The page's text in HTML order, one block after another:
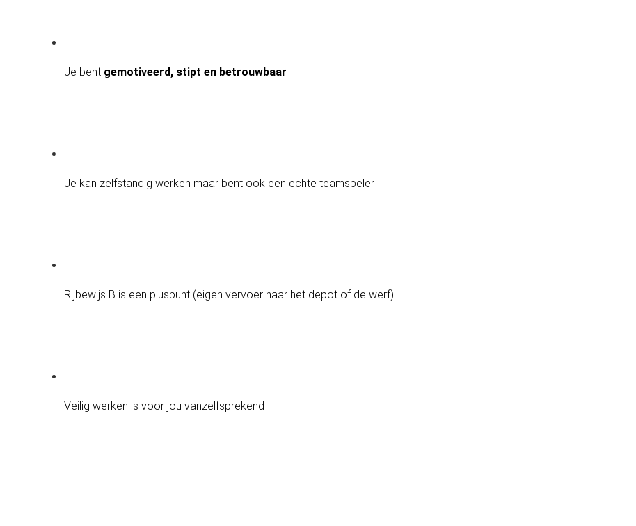
Je bent gemotiveerd, stipt en betrouwbaar
Je kan zelfstandig werken maar bent ook een echte teamspeler
Rijbewijs B is een pluspunt (eigen vervoer naar het depot of de werf)
Veilig werken is voor jou vanzelfsprekend